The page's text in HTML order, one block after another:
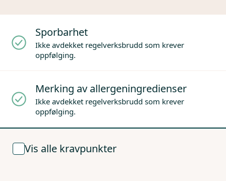
Sporbarhet
Ikke avdekket regelverksbrudd som krever
oppfølging.
Merking av allergeningredienser
Ikke avdekket regelverksbrudd som krever
oppfølging.
Vis alle kravpunkter